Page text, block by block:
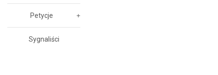
Petycje
Sygnaliści